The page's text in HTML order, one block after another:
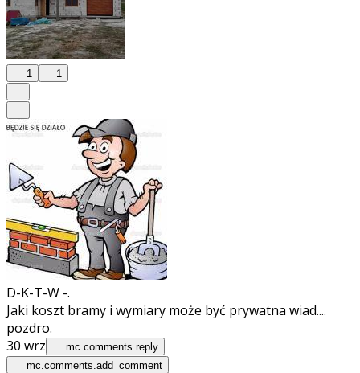
1 1
D-K-T-W -.
Jaki koszt bramy i wymiary może być prywatna wiad....
pozdro.
30 wrz
mc.comments.reply
mc.comments.add_comment